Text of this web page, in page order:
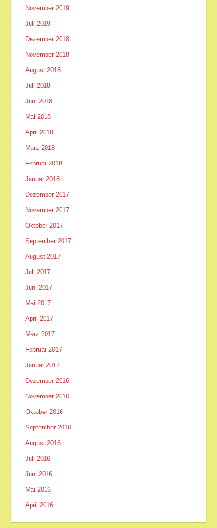
November 2019
Juli 2019
Dezember 2018
November 2018
August 2018
Juli 2018
Juni 2018
Mai 2018
April 2018
März 2018
Februar 2018
Januar 2018
Dezember 2017
November 2017
Oktober 2017
September 2017
August 2017
Juli 2017
Juni 2017
Mai 2017
April 2017
März 2017
Februar 2017
Januar 2017
Dezember 2016
November 2016
Oktober 2016
September 2016
August 2016
Juli 2016
Juni 2016
Mai 2016
April 2016